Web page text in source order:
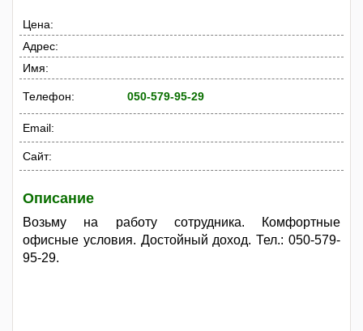
Цена:
Адрес:
Имя:
Телефон: 050-579-95-29
Email:
Сайт:
Описание
Возьму на работу сотрудника. Комфортные
офисные условия. Достойный доход. Тел.: 050-579-
95-29.